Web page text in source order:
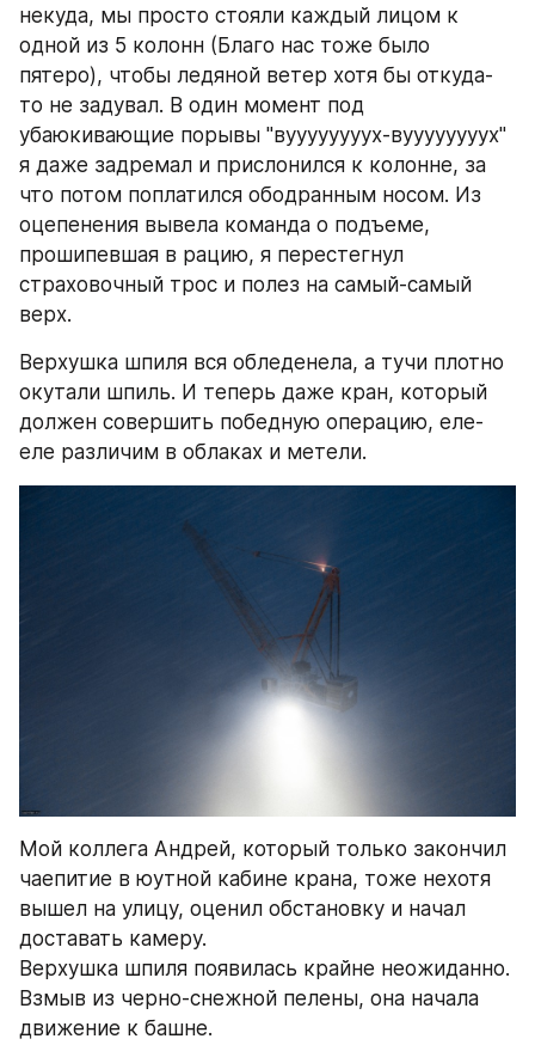
некуда, мы просто стояли каждый лицом к
одной из 5 колонн (Благо нас тоже было
пятеро), чтобы ледяной ветер хотя бы откуда-
то не задувал. В один момент под
убаюкивающие порывы "вуууууууух-вуууууууух"
я даже задремал и прислонился к колонне, за
что потом поплатился ободранным носом. Из
оцепенения вывела команда о подъеме,
прошипевшая в рацию, я перестегнул
страховочный трос и полез на самый-самый
верх.
Верхушка шпиля вся обледенела, а тучи плотно
окутали шпиль. И теперь даже кран, который
должен совершить победную операцию, еле-
еле различим в облаках и метели.
Мой коллега Андрей, который только закончил
чаепитие в юутной кабине крана, тоже нехотя
вышел на улицу, оценил обстановку и начал
доставать камеру.
Верхушка шпиля появилась крайне неожиданно.
Взмыв из черно-снежной пелены, она начала
движение к башне.